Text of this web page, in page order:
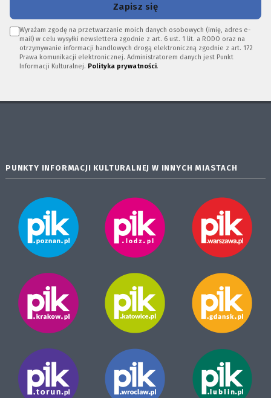
Zapisz się
Wyrażam zgodę na przetwarzanie moich danych osobowych (imię, adres e-
mail) w celu wysyłki newslettera zgodnie z art. 6 ust. 1 lit. a RODO oraz na
otrzymywanie informacji handlowych drogą elektroniczną zgodnie z art. 172
Prawa komunikacji elektronicznej. Administratorem danych jest Punkt
Informacji Kulturalnej. Polityka prywatności.
PUNKTY INFORMACJI KULTURALNEJ W INNYCH MIASTACH